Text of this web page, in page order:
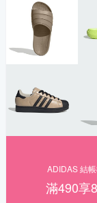
ADIDAS 結
滿490享